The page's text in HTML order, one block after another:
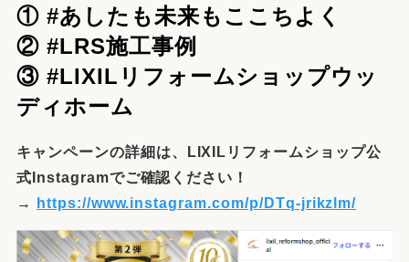
① #あしたも未来もここちよく
② #LRS施工事例
③ #LIXILリフォームショップウッ
ディホーム
キャンペーンの詳細は、LIXILリフォームショップ公
式Instagramでご確認ください！
→
https://www.instagram.com/p/DTq-jrikzlm/